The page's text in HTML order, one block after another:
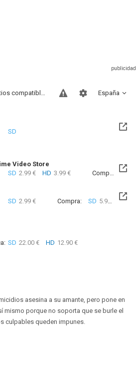
España
Sitios compatibles
el Dom, 16 May 2027 (Quedan 9 meses)
SD
Video Store
SD 2.99 € HD 3.99 € Compra: SD
SD 2.99 € Compra: SD 5.99 €
SD 22.00 € HD 12.90 €
asesina a su amante, pero pone en
mismo porque no soporta que se burle el
culpables queden impunes.